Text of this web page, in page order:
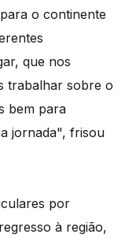
o continente
que nos
trabalhar sobre o
bem para
jornada", frisou
por
à região,